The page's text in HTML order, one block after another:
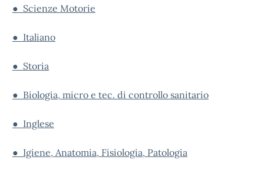
● Scienze Motorie
● Italiano
● Storia
● Biologia, micro e tec. di controllo sanitario
● Inglese
● Igiene, Anatomia, Fisiologia, Patologia